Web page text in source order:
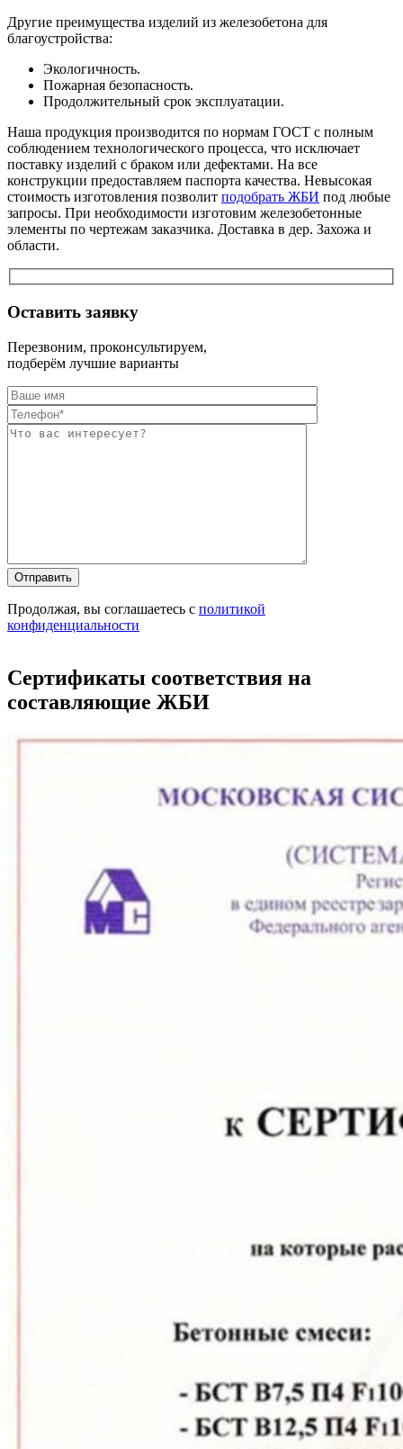
Другие преимущества изделий из железобетона для
благоустройства:
Экологичность.
Пожарная безопасность.
Продолжительный срок эксплуатации.
Наша продукция производится по нормам ГОСТ с полным
соблюдением технологического процесса, что исключает
поставку изделий с браком или дефектами. На все
конструкции предоставляем паспорта качества. Невысокая
стоимость изготовления позволит подобрать ЖБИ под любые
запросы. При необходимости изготовим железобетонные
элементы по чертежам заказчика. Доставка в дер. Захожа и
области.
Оставить заявку
Перезвоним, проконсультируем,
подберём лучшие варианты
Продолжая, вы соглашаетесь с политикой
конфиденциальности
Сертификаты соответствия на
составляющие ЖБИ